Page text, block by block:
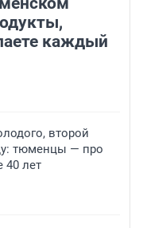
каждый
второй
тюменцы — про
40 лет